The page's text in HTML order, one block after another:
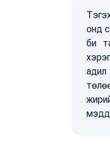
онд
би
адил